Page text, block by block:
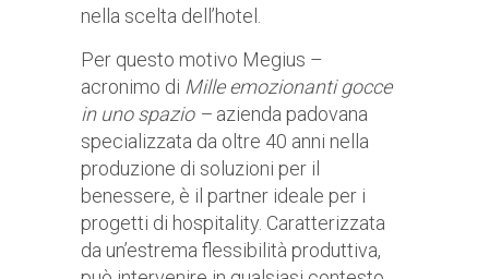
nella scelta dell’hotel.
Per questo motivo Megius –
acronimo di Mille emozionanti gocce
in uno spazio – azienda padovana
specializzata da oltre 40 anni nella
produzione di soluzioni per il
benessere, è il partner ideale per i
progetti di hospitality. Caratterizzata
da un’estrema flessibilità produttiva,